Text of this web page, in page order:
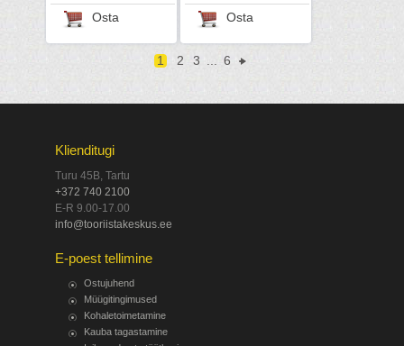
Osta Osta
1 2 3 ... 6
Klienditugi
Turu 45B, Tartu
+372 740 2100
E-R 9.00-17.00
info@tooriistakeskus.ee
E-poest tellimine
Ostujuhend
Müügitingimused
Kohaletoimetamine
Kauba tagastamine